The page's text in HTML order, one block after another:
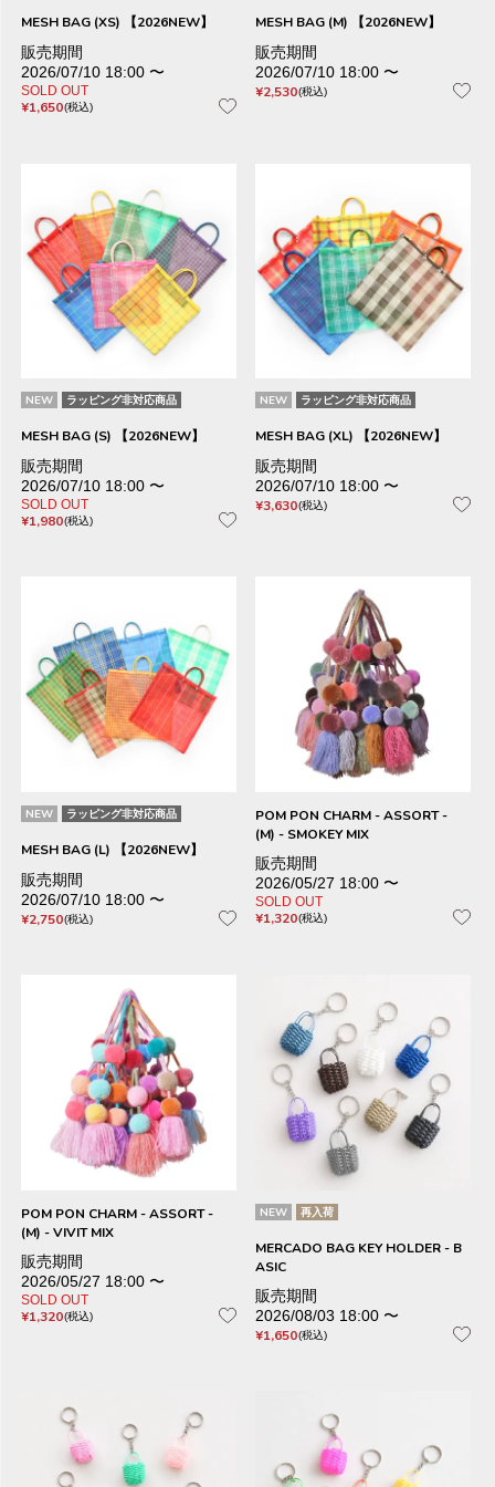
MESH BAG (XS) 【2026NEW】
販売期間
2026/07/10 18:00 〜
SOLD OUT
¥1,650 税込
MESH BAG (M) 【2026NEW】
販売期間
2026/07/10 18:00 〜
¥2,530 税込
NEW ラッピング非対応商品
MESH BAG (S) 【2026NEW】
販売期間
2026/07/10 18:00 〜
SOLD OUT
¥1,980 税込
NEW ラッピング非対応商品
MESH BAG (XL) 【2026NEW】
販売期間
2026/07/10 18:00 〜
¥3,630 税込
NEW ラッピング非対応商品
MESH BAG (L) 【2026NEW】
販売期間
2026/07/10 18:00 〜
¥2,750 税込
POM PON CHARM - ASSORT -
(M) - SMOKEY MIX
販売期間
2026/05/27 18:00 〜
SOLD OUT
¥1,320 税込
POM PON CHARM - ASSORT -
(M) - VIVIT MIX
販売期間
2026/05/27 18:00 〜
SOLD OUT
¥1,320 税込
NEW 再入荷
MERCADO BAG KEY HOLDER - B
ASIC
販売期間
2026/08/03 18:00 〜
¥1,650 税込